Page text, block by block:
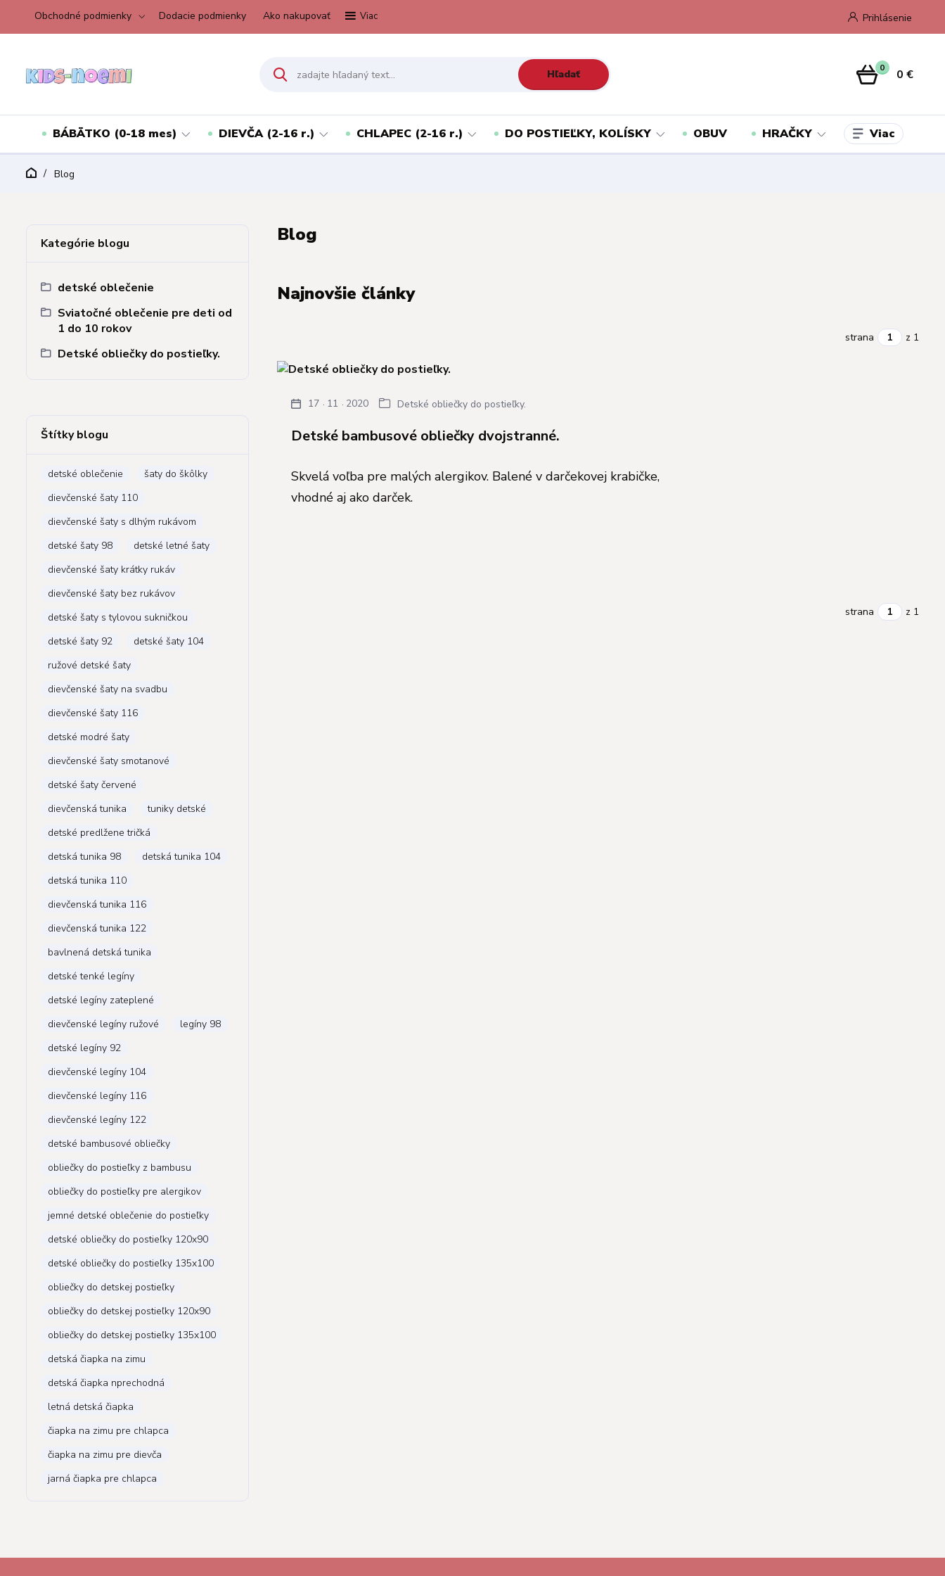
Obchodné podmienky Dodacie podmienky Ako nakupovať Viac Prihlásenie
Hľadať 0 0 €
BÁBÄTKO (0-18 mes) DIEVČA (2-16 r.) CHLAPEC (2-16 r.) DO POSTIEĽKY, KOLÍSKY OBUV HRAČKY Viac
Blog
Kategórie blogu
detské oblečenie
Sviatočné oblečenie pre deti od
1 do 10 rokov
Detské obliečky do postieľky.
Štítky blogu
detské oblečenie
šaty do škôlky
dievčenské šaty 110
dievčenské šaty s dlhým rukávom
detské šaty 98
detské letné šaty
dievčenské šaty krátky rukáv
dievčenské šaty bez rukávov
detské šaty s tylovou sukničkou
detské šaty 92
detské šaty 104
ružové detské šaty
dievčenské šaty na svadbu
dievčenské šaty 116
detské modré šaty
dievčenské šaty smotanové
detské šaty červené
dievčenská tunika
tuniky detské
detské predlžene tričká
detská tunika 98
detská tunika 104
detská tunika 110
dievčenská tunika 116
dievčenská tunika 122
bavlnená detská tunika
detské tenké legíny
detské legíny zateplené
dievčenské legíny ružové
legíny 98
detské legíny 92
dievčenské legíny 104
dievčenské legíny 116
dievčenské legíny 122
detské bambusové obliečky
obliečky do postieľky z bambusu
obliečky do postieľky pre alergikov
jemné detské oblečenie do postieľky
detské obliečky do postieľky 120x90
detské obliečky do postieľky 135x100
obliečky do detskej postieľky
obliečky do detskej postieľky 120x90
obliečky do detskej postieľky 135x100
detská čiapka na zimu
detská čiapka nprechodná
letná detská čiapka
čiapka na zimu pre chlapca
čiapka na zimu pre dievča
jarná čiapka pre chlapca
Blog
Najnovšie články
strana z 1
Detské bambusové obliečky dvojstranné.
17 11 2020 Detské obliečky do postieľky.
Skvelá voľba pre malých alergikov. Balené v darčekovej krabičke,
vhodné aj ako darček.
strana z 1